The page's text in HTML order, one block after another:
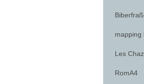
mapping
Les
RomA4